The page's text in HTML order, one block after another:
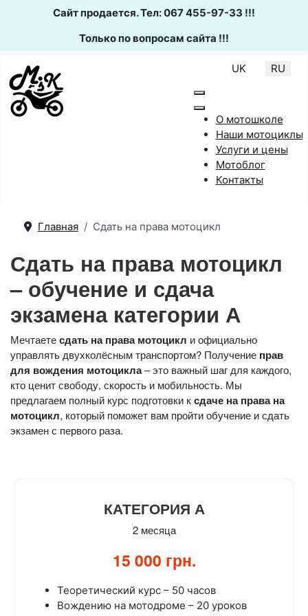
Сайт продается. Тел: 067 455-97-33 !!!
Только по вопросам сайта !!!
Выберите язык
UK RU
О мотошколе
Наши мотоциклы
Услуги и цены
Мотоблог
Контакты
Главная Сдать на права мотоцикл
Сдать на права мотоцикл
– обучение и сдача
экзамена категории А
Мечтаетесдать на права мотоцикл и официально
управлять двухколёсным транспортом? Получение прав
для вождения мотоцикла– это важный шаг для каждого,
кто ценит свободу, скорость и мобильность. Мы
предлагаем полный курс подготовки ксдаче на права на
мотоцикл, который поможет вам пройти обучение и сдать
экзамен с первого раза.
КАТЕГОРИЯ А
2 месяца
15 000 грн.
Теоретический курс – 50 часов
Вождению на мотодроме – 20 уроков